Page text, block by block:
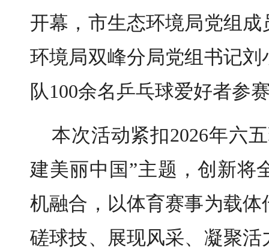
开幕，市生态环境局党组
环境局双峰分局党组书记
队100余名乒乓球爱好者参
本次活动紧扣2026年六
建美丽中国”主题，创新将
机融合，以体育赛事为载
磋球技、展现风采、凝聚